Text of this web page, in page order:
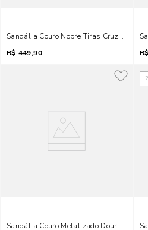
Sandália Couro Nobre Tiras Cruzadas
R$ 449,90
R$
Sandália Couro Metalizado Dourado
2